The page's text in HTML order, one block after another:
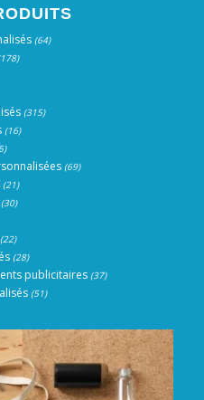
(64)
(315)
(16)
(69)
(21)
(30)
(22)
(28)
publicitaires (37)
(51)